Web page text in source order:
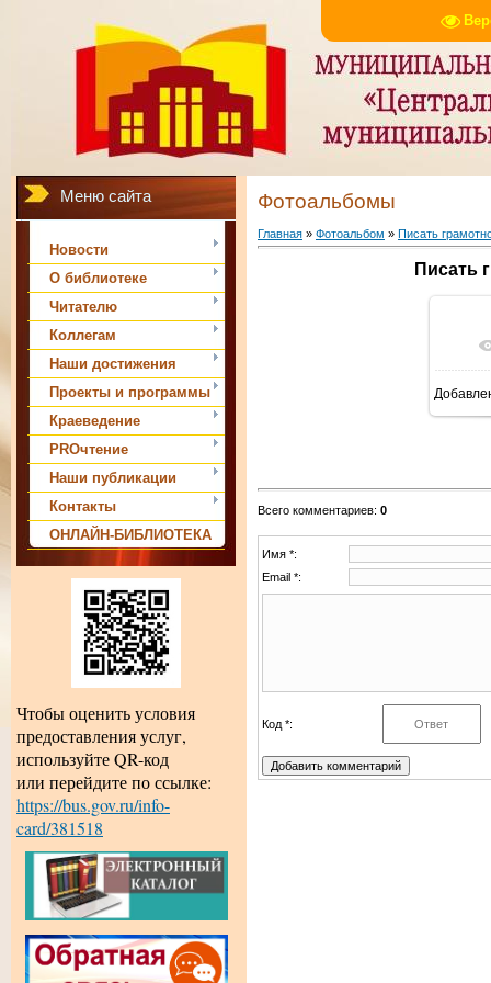
Меню сайта
Новости
О библиотеке
Читателю
Коллегам
Наши достижения
Проекты и программы
Краеведение
PROчтение
Наши публикации
Контакты
ОНЛАЙН-БИБЛИОТЕКА
Чтобы оценить условия
предоставления услуг,
используйте QR-код
или перейдите по ссылке:
https://bus.gov.ru/info-
card/381518
Фотоальбомы
Главная » Фотоальбом » Писать
Писать
Всего комментариев: 0
Имя *:
Email *:
Код *: